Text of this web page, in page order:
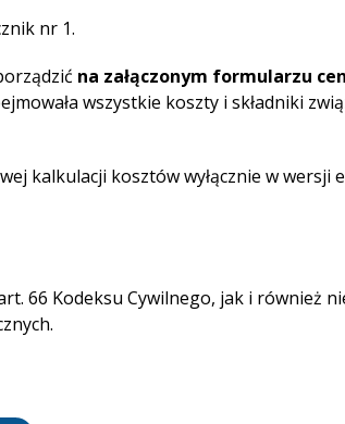
nr 1.
na załączonym formularzu
wszystkie koszty i składniki
kalkulacji kosztów wyłącznie w wersji
66 Kodeksu Cywilnego, jak i również